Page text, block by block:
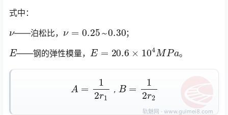
式中：
——泊松比， 0.25～ 0.30 ；
E——钢的弹性模量， E= 20.6 × 4 M P a 。
，
A=12r1，B=12r2